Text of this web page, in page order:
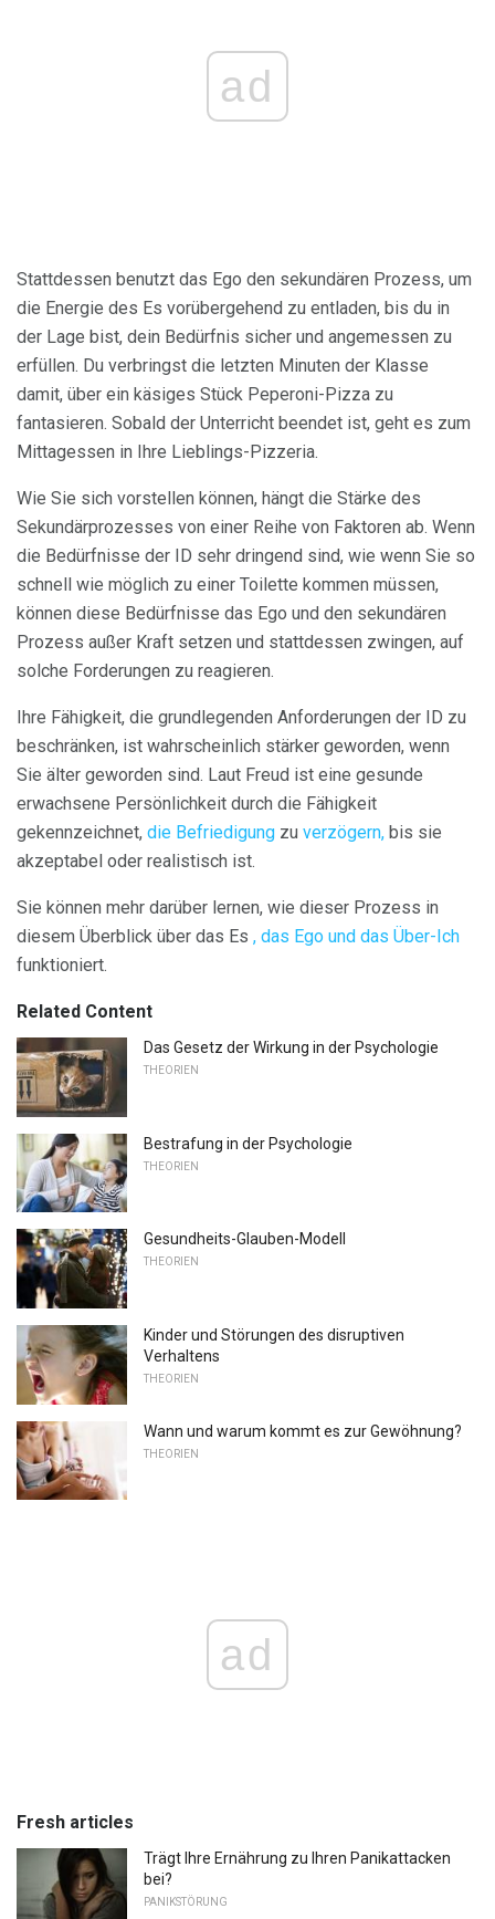
ad
Stattdessen benutzt das Ego den sekundären Prozess, um
die Energie des Es vorübergehend zu entladen, bis du in
der Lage bist, dein Bedürfnis sicher und angemessen zu
erfüllen. Du verbringst die letzten Minuten der Klasse
damit, über ein käsiges Stück Peperoni-Pizza zu
fantasieren. Sobald der Unterricht beendet ist, geht es zum
Mittagessen in Ihre Lieblings-Pizzeria.
Wie Sie sich vorstellen können, hängt die Stärke des
Sekundärprozesses von einer Reihe von Faktoren ab. Wenn
die Bedürfnisse der ID sehr dringend sind, wie wenn Sie so
schnell wie möglich zu einer Toilette kommen müssen,
können diese Bedürfnisse das Ego und den sekundären
Prozess außer Kraft setzen und stattdessen zwingen, auf
solche Forderungen zu reagieren.
Ihre Fähigkeit, die grundlegenden Anforderungen der ID zu
beschränken, ist wahrscheinlich stärker geworden, wenn
Sie älter geworden sind. Laut Freud ist eine gesunde
erwachsene Persönlichkeit durch die Fähigkeit
gekennzeichnet, die Befriedigung zu verzögern, bis sie
akzeptabel oder realistisch ist.
Sie können mehr darüber lernen, wie dieser Prozess in
diesem Überblick über das Es , das Ego und das Über-Ich
funktioniert.
Related Content
Das Gesetz der Wirkung in der Psychologie
THEORIEN
Bestrafung in der Psychologie
THEORIEN
Gesundheits-Glauben-Modell
THEORIEN
Kinder und Störungen des disruptiven
Verhaltens
THEORIEN
Wann und warum kommt es zur Gewöhnung?
THEORIEN
ad
Fresh articles
Trägt Ihre Ernährung zu Ihren Panikattacken
bei?
PANIKSTÖRUNG